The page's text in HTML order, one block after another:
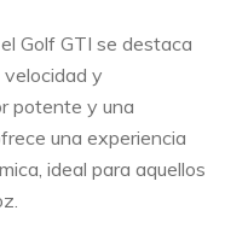
Golf GTI se destaca
y
potente y una
una experiencia
ideal para aquellos